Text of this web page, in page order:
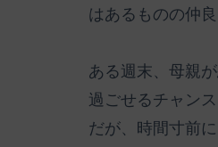
はあるものの仲
ある週末、母親
過ごせるチャン
だが、時間寸前